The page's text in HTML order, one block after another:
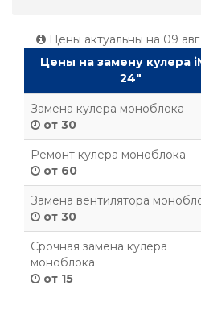
Цены актуальны на 09
Цены на замену кулера
24"
Замена кулера моноблока
от 30
Ремонт кулера моноблока
от 60
Замена вентилятора
от 30
Срочная замена кулера
моноблока
от 15